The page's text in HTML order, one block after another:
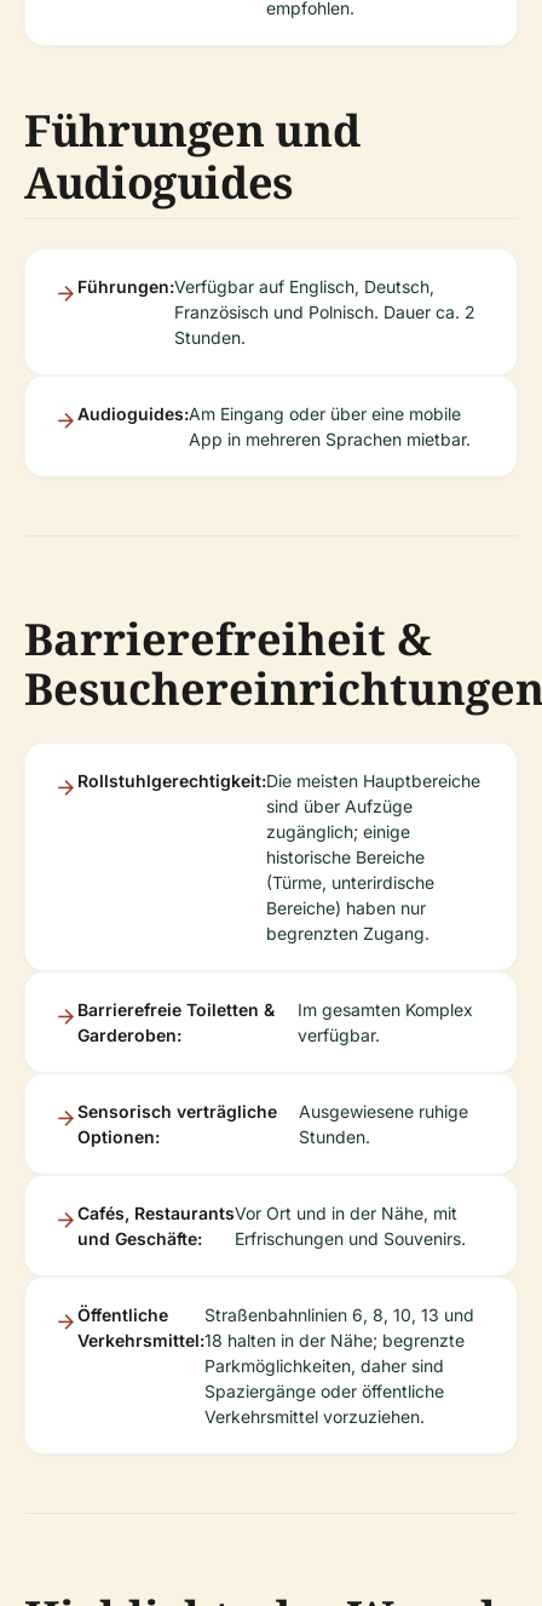
empfohlen.
Führungen und
Audioguides
Führungen:Verfügbar auf Englisch, Deutsch,
Französisch und Polnisch. Dauer ca. 2
Stunden.
Audioguides:Am Eingang oder über eine mobile
App in mehreren Sprachen mietbar.
Barrierefreiheit &
Rollstuhlgerechtigkeit:Die meisten Hauptbereiche
sind über Aufzüge
zugänglich; einige
historische Bereiche
(Türme, unterirdische
Bereiche) haben nur
begrenzten Zugang.
Barrierefreie Toiletten &
Garderoben:
Im gesamten Komplex
verfügbar.
Sensorisch verträgliche
Optionen:
Ausgewiesene ruhige
Stunden.
Cafés, Restaurants
und Geschäfte:
Vor Ort und in der Nähe, mit
Erfrischungen und Souvenirs.
Öffentliche
Verkehrsmittel:
Straßenbahnlinien 6, 8, 10, 13 und
18 halten in der Nähe; begrenzte
Parkmöglichkeiten, daher sind
Spaziergänge oder öffentliche
Verkehrsmittel vorzuziehen.